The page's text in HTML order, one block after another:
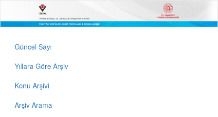
Güncel Sayı
Yıllara Göre Arşiv
Konu Arşivi
Arşiv Arama